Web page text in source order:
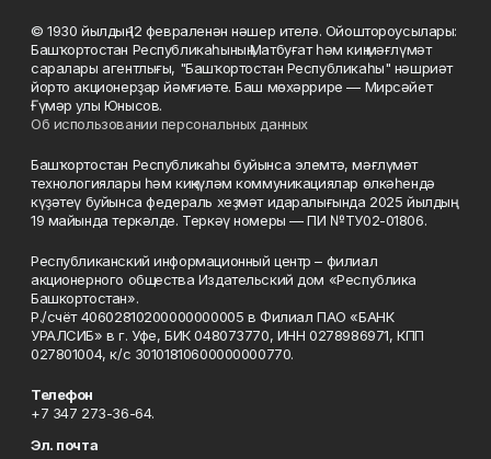
© 1930 йылдың 12 февраленән нәшер ителә. Ойоштороусылары:
Башҡортостан Республикаһының Матбуғат һәм киң мәғлүмәт
саралары агентлығы, "Башҡортостан Республикаһы" нәшриәт
йорто акционерҙар йәмғиәте. Баш мөхәррире — Мирсәйет
Ғүмәр улы Юнысов.
Об использовании персональных данных
Башҡортостан Республикаһы буйынса элемтә, мәғлүмәт
технологиялары һәм киңкүләм коммуникациялар өлкәһендә
күҙәтеү буйынса федераль хеҙмәт идаралығында 2025 йылдың
19 майында теркәлде. Теркәү номеры — ПИ №ТУ02-01806.
Республиканский информационный центр – филиал
акционерного общества Издательский дом «Республика
Башкортостан».
Р./счёт 40602810200000000005 в Филиал ПАО «БАНК
УРАЛСИБ» в г. Уфе, БИК 048073770, ИНН 0278986971, КПП
027801004, к/с 30101810600000000770.
Телефон
+7 347 273-36-64.
Эл. почта